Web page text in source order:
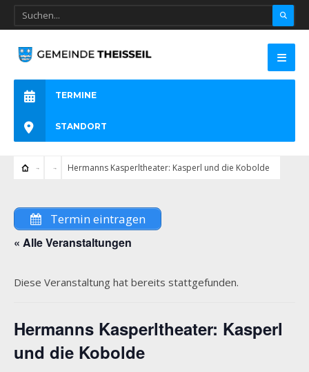
TERMINE
STANDORT
Hermanns Kasperltheater: Kasperl und die Kobolde
Termin eintragen
« Alle Veranstaltungen
Diese Veranstaltung hat bereits stattgefunden.
Hermanns Kasperltheater: Kasperl
und die Kobolde